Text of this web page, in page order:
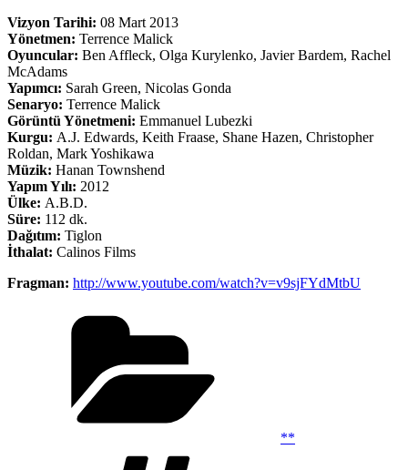
Vizyon Tarihi: 08 Mart 2013
Yönetmen: Terrence Malick
Oyuncular: Ben Affleck, Olga Kurylenko, Javier Bardem, Rachel
McAdams
Yapımcı: Sarah Green, Nicolas Gonda
Senaryo: Terrence Malick
Görüntü Yönetmeni: Emmanuel Lubezki
Kurgu: A.J. Edwards, Keith Fraase, Shane Hazen, Christopher
Roldan, Mark Yoshikawa
Müzik: Hanan Townshend
Yapım Yılı: 2012
Ülke: A.B.D.
Süre: 112 dk.
Dağıtım: Tiglon
İthalat: Calinos Films
Fragman: http://www.youtube.com/watch?v=v9sjFYdMtbU
**